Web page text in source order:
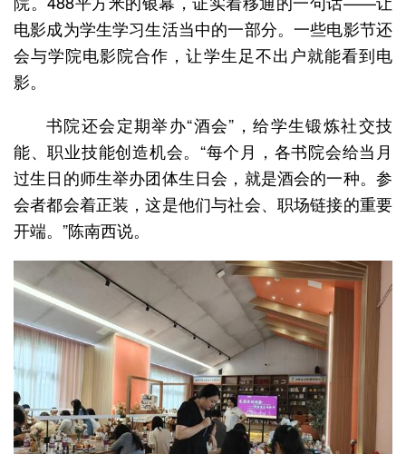
电影成为学生学习生活当中的一部分。一些电影节还
会与学院电影院合作，让学生足不出户就能看到电
影。
书院还会定期举办“酒会”，给学生锻炼社交技
能、职业技能创造机会。“每个月，各书院会给当月
过生日的师生举办团体生日会，就是酒会的一种。参
会者都会着正装，这是他们与社会、职场链接的重要
开端。”陈南西说。